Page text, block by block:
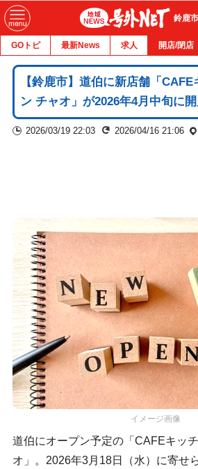
鈴鹿
GOトピ 最新News 求人 開店/閉店
【鈴鹿市】道伯に新店舗「
ン チャオ」が2026年4月中旬に開
2026/03/19 22:03 2026/04/16 21:06
イメージ画像
道伯にオープン予定の「CAFEキッ
オ」。2026年3月18日（水）に寄せ